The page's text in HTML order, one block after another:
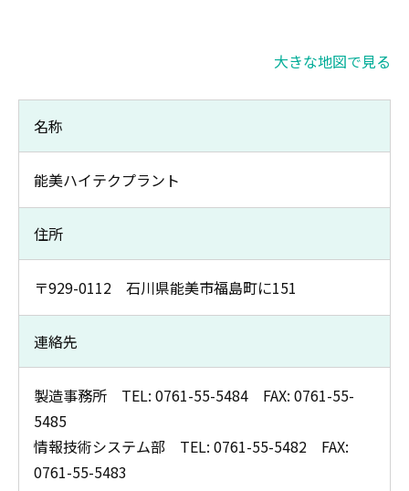
大きな地図で見る
名称
能美ハイテクプラント
住所
〒929-0112 石川県能美市福島町に151
連絡先
製造事務所 TEL: 0761-55-5484 FAX: 0761-55-
5485
情報技術システム部 TEL: 0761-55-5482 FAX:
0761-55-5483